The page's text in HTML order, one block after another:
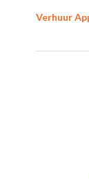
Verhuur